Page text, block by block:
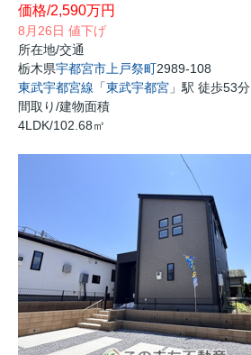
価格/2,590万円
8月26日 値下げ
所在地/交通
栃木県宇都宮市 上戸祭町2989-108
東武宇都宮線 「東武宇都宮 」駅 徒歩53分
間取り/建物面積
4LDK/102.68㎡